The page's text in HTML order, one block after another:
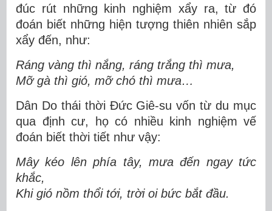
đúc rút những kinh nghiệm xẩy ra, từ đó
đoán biết những hiện tượng thiên nhiên sắp
xẩy đến, như:
Ráng vàng thì nắng, ráng trắng thì mưa,
Mỡ gà thì gió, mỡ chó thì mưa…
Dân Do thái thời Đức Giê-su vốn từ du mục
qua định cư, họ có nhiều kinh nghiệm vế
đoán biết thời tiết như vậy:
Mây kéo lên phía tây, mưa đến ngay tức
khắc,
Khi gió nồm thổi tới, trời oi bức bắt đầu.